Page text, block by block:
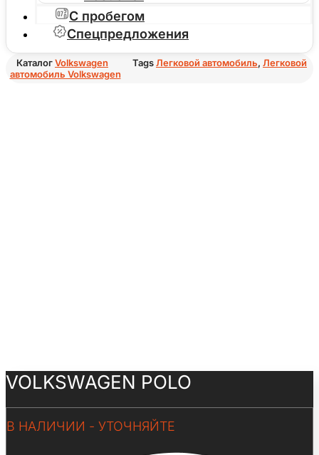
С пробегом
Спецпредложения
КаталогVolkswagen TagsЛегковой автомобиль, Легковой
автомобиль Volkswagen
VOLKSWAGEN POLO
В НАЛИЧИИ - УТОЧНЯЙТЕ